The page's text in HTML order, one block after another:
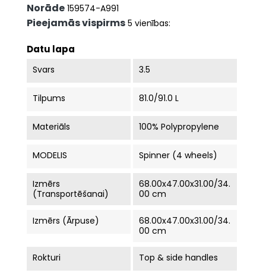
Norāde 159574-A991
Pieejamās vispirms 5 vienības:
Datu lapa
Svars 3.5
Tilpums 81.0/91.0 L
Materiāls 100% Polypropylene
MODELIS Spinner (4 wheels)
Izmērs
(Transportēšanai)
68.00x47.00x31.00/34.
00 cm
Izmērs (ārpuse)
68.00x47.00x31.00/34.
00 cm
Rokturi Top & side handles